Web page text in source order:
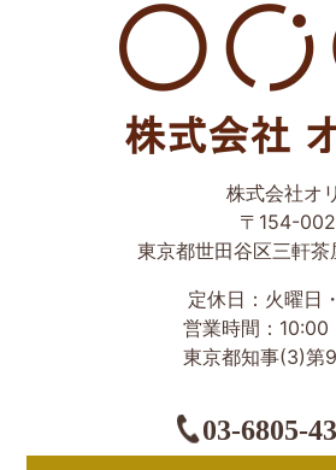
却・買取は株式会
株式会社オ
〒154-
東京都世田谷区三軒
定休日：火曜日
営業時間：
東京都知事(3)第
03-6805-